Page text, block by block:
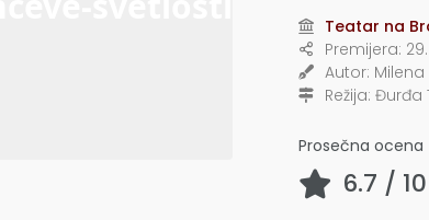
Teatar na
Premijera:
Autor:
Režija: Đurđa
Prosečna ocena
6.7 / 10